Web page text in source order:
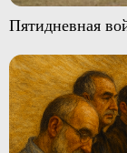
Пятидневная